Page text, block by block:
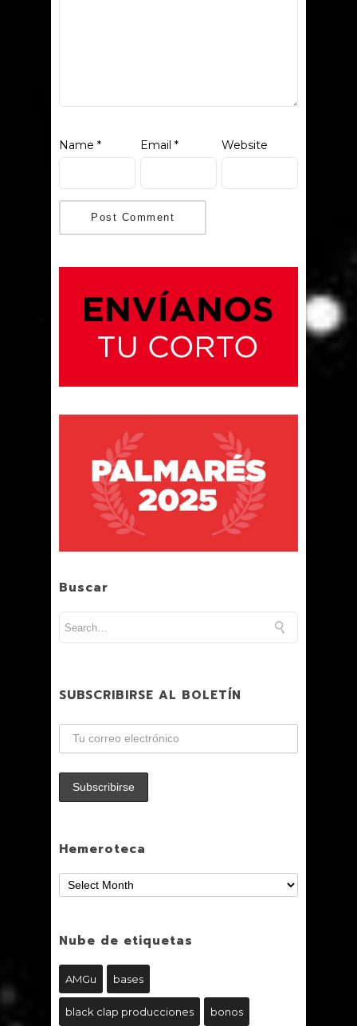
Name * Email * Website
Buscar
SUBSCRIBIRSE AL BOLETÍN
Hemeroteca
Nube de etiquetas
AMGu bases
black clap producciones bonos